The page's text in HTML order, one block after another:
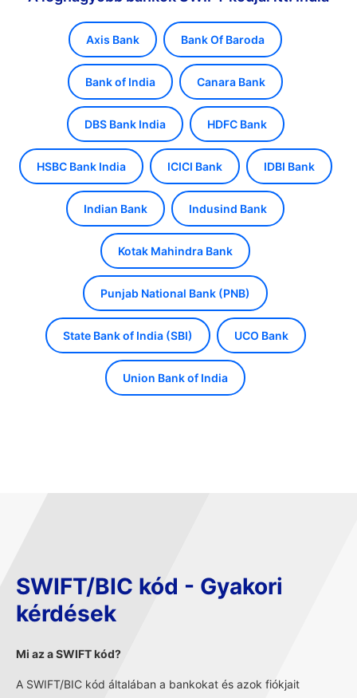
Axis Bank Bank Of Baroda
Bank of India Canara Bank
DBS Bank India HDFC Bank
HSBC Bank India ICICI Bank IDBI Bank
Indian Bank Indusind Bank
Kotak Mahindra Bank
Punjab National Bank (PNB)
State Bank of India (SBI) UCO Bank
Union Bank of India
SWIFT/BIC kód - Gyakori
kérdések
Mi az a SWIFT kód?
A SWIFT/BIC kód általában a bankokat és azok fiókjait